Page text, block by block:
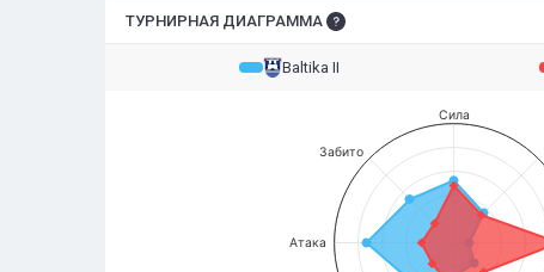
ТУРНИРНАЯ ДИАГРАММА
Baltika II
Сила
Атака
Забито